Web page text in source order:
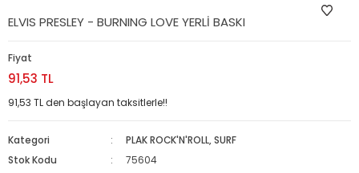
ELVIS PRESLEY - BURNING LOVE YERLİ BASKI
Fiyat
91,53 TL
91,53 TL den başlayan taksitlerle!!
Kategori
PLAK ROCK'N'ROLL, SURF
Stok Kodu
75604